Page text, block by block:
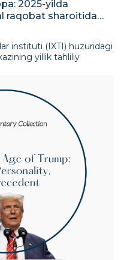
2025-yilda
raqobat sharoitida
instituti (IXTI) huzuridagi
yillik tahliliy
bosimlar hamda